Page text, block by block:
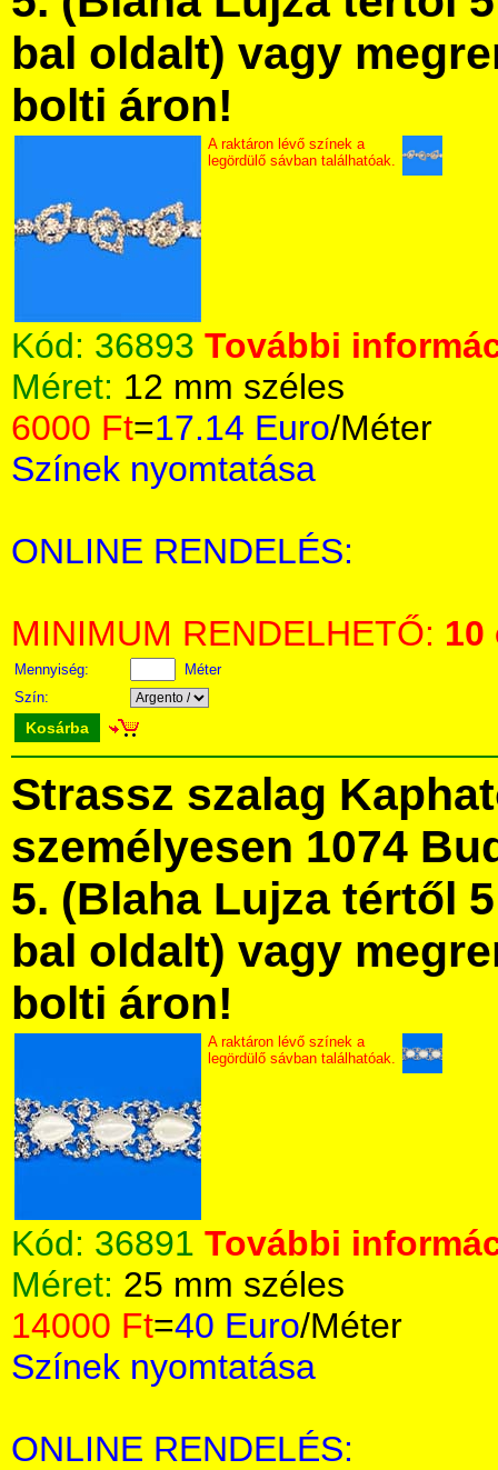
bal oldalt) vagy
bolti áron!
A raktáron lévő színek a
legördülő sávban találhatóak.
Kód: 36893 További
Méret: 12 mm széles
6000 Ft=17.14 Euro/Méter
Színek nyomtatása
ONLINE RENDELÉS:
MINIMUM RENDELHETŐ: 10
Mennyiség:
Méter
Szín:
Kosárba
Strassz szalag
személyesen 1074
5. (Blaha Lujza tértől
bal oldalt) vagy
bolti áron!
A raktáron lévő színek a
legördülő sávban találhatóak.
Kód: 36891 További
Méret: 25 mm széles
14000 Ft=40 Euro/Méter
Színek nyomtatása
ONLINE RENDELÉS: